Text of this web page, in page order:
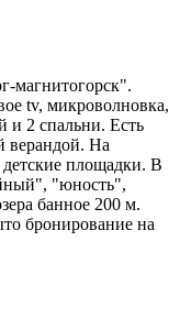
магнитогорск".
tv, микроволновка,
и 2 спальни. Есть
верандой. На
детские площадки. В
"юность",
банное 200 м.
бронирование на